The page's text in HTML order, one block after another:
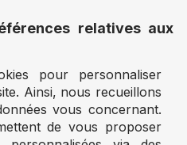
relatives aux
pour personnaliser
Ainsi, nous recueillons
vous concernant.
de vous proposer